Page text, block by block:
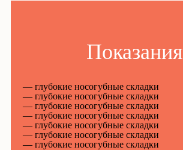
Показания
глубокие носогубные складки
глубокие носогубные складки
глубокие носогубные складки
глубокие носогубные складки
глубокие носогубные складки
глубокие носогубные складки
глубокие носогубные складки